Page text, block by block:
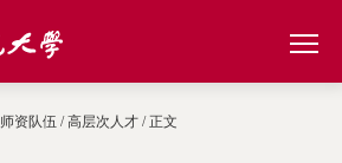
师资队伍 /高层次人才 / 正文